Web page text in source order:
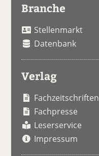
Branche
Stellenmarkt
Datenbank
Verlag
Fachzeitschriften
Fachpresse
Leserservice
Impressum